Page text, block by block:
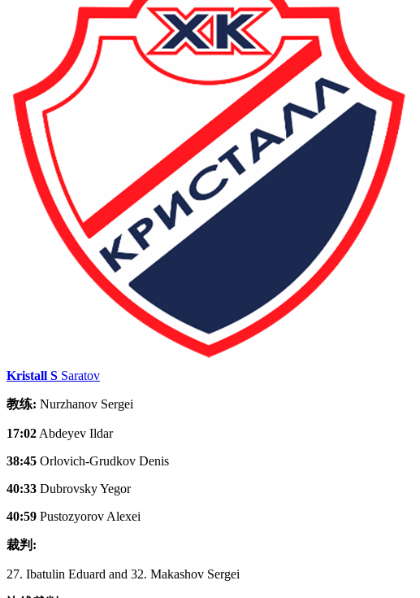
Kristall S Saratov
教练: Nurzhanov Sergei
17:02 Abdeyev Ildar
38:45 Orlovich-Grudkov Denis
40:33 Dubrovsky Yegor
40:59 Pustozyorov Alexei
裁判:
27. Ibatulin Eduard and 32. Makashov Sergei